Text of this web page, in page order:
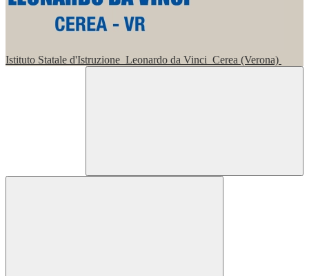
Istituto Statale d'Istruzione Leonardo da Vinci Cerea (Verona)